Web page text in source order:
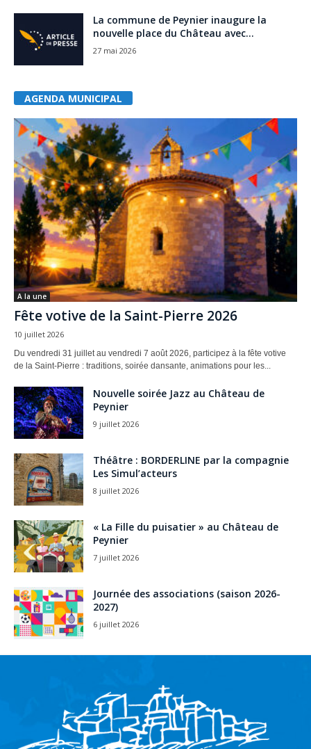
La commune de Peynier inaugure la
nouvelle place du Château avec...
27 mai 2026
AGENDA MUNICIPAL
A la une
Fête votive de la Saint-Pierre 2026
10 juillet 2026
Du vendredi 31 juillet au vendredi 7 août 2026, participez à la fête votive
de la Saint-Pierre : traditions, soirée dansante, animations pour les...
Nouvelle soirée Jazz au Château de
Peynier
9 juillet 2026
Théâtre : BORDERLINE par la compagnie
Les Simul’acteurs
8 juillet 2026
« La Fille du puisatier » au Château de
Peynier
7 juillet 2026
Journée des associations (saison 2026-
2027)
6 juillet 2026